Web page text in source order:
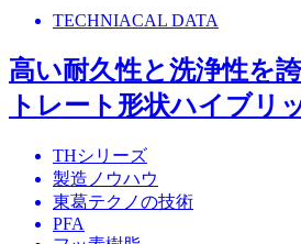
TECHNIACAL DATA
高い耐久性と洗浄性を
トレート形状ハイブリ
THシリーズ
製造ノウハウ
東葛テクノの技術
PFA